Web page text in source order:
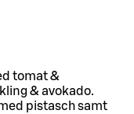
tomat &
& avokado.
pistasch samt